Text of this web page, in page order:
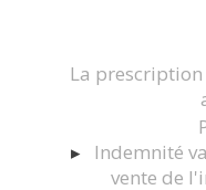
La
Indemnité
vente de